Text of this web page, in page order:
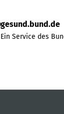
gesund.bund.de
Ein Service des